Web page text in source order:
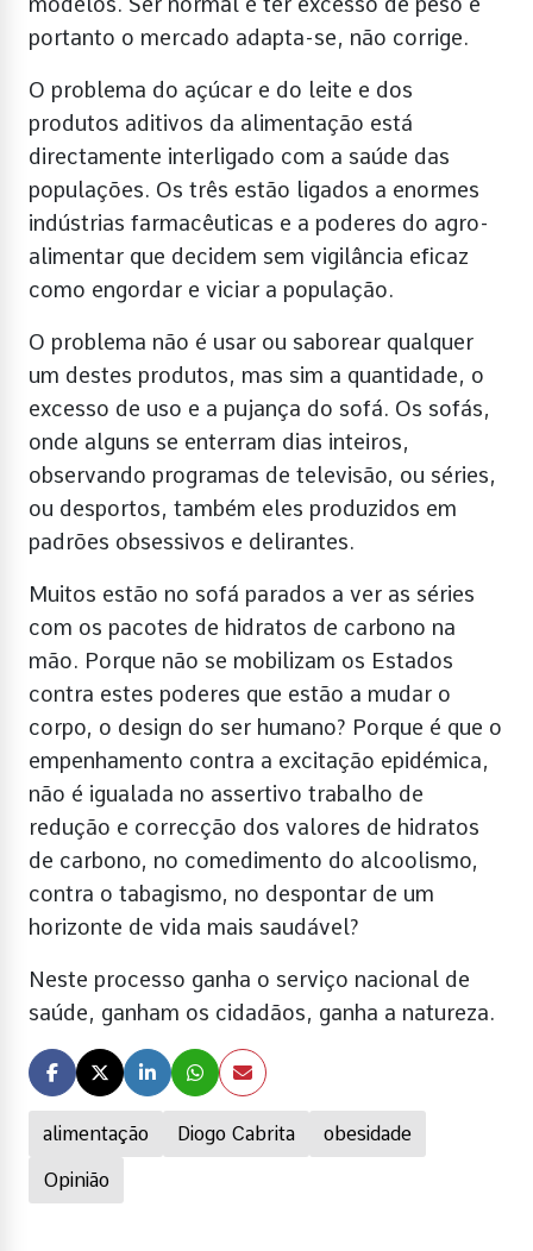
alimentação Diogo Cabrita obesidade
Opinião
portanto o mercado adapta-se, não corrige.
O problema do açúcar e do leite e dos
produtos aditivos da alimentação está
directamente interligado com a saúde das
populações. Os três estão ligados a enormes
indústrias farmacêuticas e a poderes do agro-
alimentar que decidem sem vigilância eficaz
como engordar e viciar a população.
O problema não é usar ou saborear qualquer
um destes produtos, mas sim a quantidade, o
excesso de uso e a pujança do sofá. Os sofás,
onde alguns se enterram dias inteiros,
observando programas de televisão, ou séries,
ou desportos, também eles produzidos em
padrões obsessivos e delirantes.
Muitos estão no sofá parados a ver as séries
com os pacotes de hidratos de carbono na
mão. Porque não se mobilizam os Estados
contra estes poderes que estão a mudar o
corpo, o design do ser humano? Porque é que o
empenhamento contra a excitação epidémica,
não é igualada no assertivo trabalho de
redução e correcção dos valores de hidratos
de carbono, no comedimento do alcoolismo,
contra o tabagismo, no despontar de um
horizonte de vida mais saudável?
Neste processo ganha o serviço nacional de
saúde, ganham os cidadãos, ganha a natureza.